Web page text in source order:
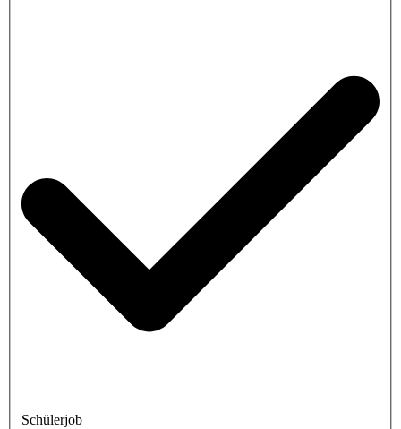
Schülerjob